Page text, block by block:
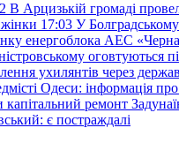
В Арцизькій громаді
17:03 У
енергоблока АЕС
оговтуються
ухилянтів через
Одеси: інформація
ремонт
є постраждалі